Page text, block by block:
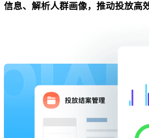
信息、解析人群画像，推动投放高